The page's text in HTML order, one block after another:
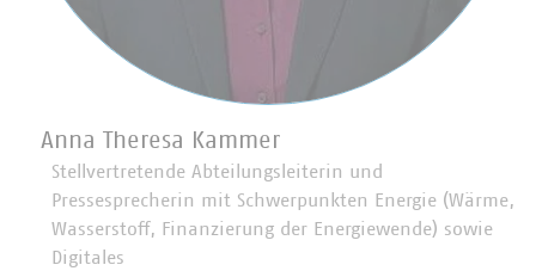
Anna Theresa Kammer
Stellvertretende Abteilungsleiterin und
Pressesprecherin mit Schwerpunkten Energie (Wärme,
Wasserstoff, Finanzierung der Energiewende) sowie
Digitales